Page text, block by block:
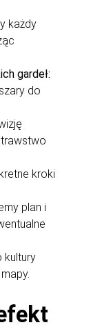
każdy
gardeł:
do
kroki
plan i
kultury